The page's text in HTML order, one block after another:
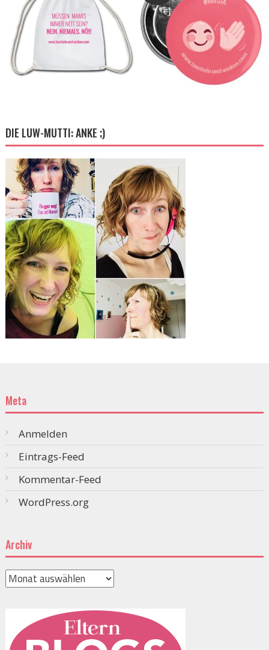
DIE LUW-MUTTI: ANKE ;)
Meta
Anmelden
Eintrags-Feed
Kommentar-Feed
WordPress.org
Archiv
Archiv